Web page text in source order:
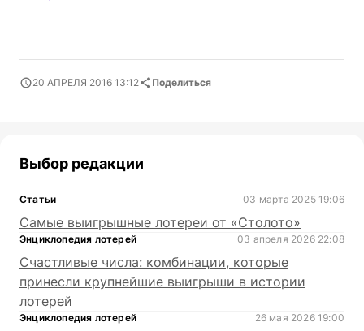
20 АПРЕЛЯ 2016 13:12 Поделиться
Выбор редакции
Статьи 03 марта 2025 19:06
Самые выигрышные лотереи от «Столото»
Энциклопедия лотерей 03 апреля 2026 22:08
Счастливые числа: комбинации, которые
принесли крупнейшие выигрыши в истории
лотерей
Энциклопедия лотерей 26 мая 2026 19:00